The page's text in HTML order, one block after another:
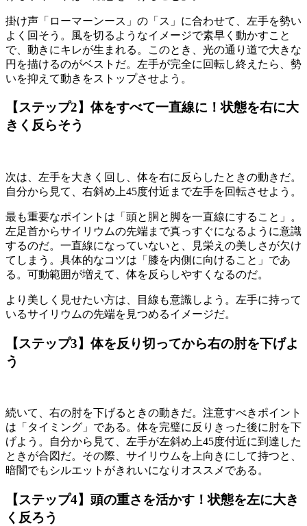
掛け声「ローマーンース」の「ス」に合わせて、左手を勢い
よく回そう。風を切るようなイメージで素早く動かすこと
で、動きにキレが生まれる。このとき、光の通り道で大きな
円を描けるのがベストだ。左手が完全に回転し終えたら、勢
いを抑えて動きをストップさせよう。
【ステップ2】体をすべて一直線に！状態を右に大
きく反らそう
次は、左手を大きく回し、体を右に反らしたときの動きだ。
自分から見て、右斜め上45度付近まで左手を回転させよう。
最も重要なポイントは「頭と胴と脚を一直線にすること」。
左足首からサイリウムの先端まで真っすぐになるように意識
するのだ。一直線になっていないと、見栄えの美しさが欠け
てしまう。具体的なコツは「膝を内側に向けること」であ
る。可動範囲が増えて、体を反らしやすくなるのだ。
より美しく見せたい方は、目線も意識しよう。左手に持って
いるサイリウムの先端を見つめるイメージだ。
【ステップ3】体を反り切ってから右の肘を下げよ
う
続いて、右の肘を下げるときの動きだ。注意すべきポイント
は「タイミング」である。体を完璧に反りきった後に肘を下
げよう。自分から見て、左手が左斜め上45度付近に到達した
ときが合図だ。その際、サイリウムを上向きにして持つと、
暗闇でもシルエットがきれいになりオススメである。
【ステップ4】頭の重さを活かす！状態を左に大き
く反ろう